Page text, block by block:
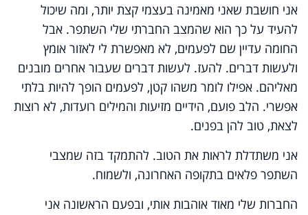
אני חושבת שאני מאמינה בעצמי קצת יותר, ומה שיכול
להעיד על כך הוא שהמצב החברתי שלי השתפר. אבל
החומה עדיין שם לפעמים, לא מאפשרת לי לאזור אומץ
ולעשות דברים. להעז. לעשות דברים שעבור אחרים מובנים
מאליהם. אפילו לומר משהו קטן, לפעמים הופך להיות בלתי
אפשרי. הלב פועם, הידיים מזיעות והמילים רועדות, לא רוצות
לצאת, טוב להן בפנים.
אני משתדלת לראות את הטוב. להתמקד בזה שמצבי
השתפר פלאים בתקופה האחרונה, ולשמוח.
החברות שלי מאוד אוהבות אותי, ובפעם הראשונה אני